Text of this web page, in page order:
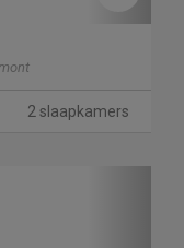
2 slaapkamers